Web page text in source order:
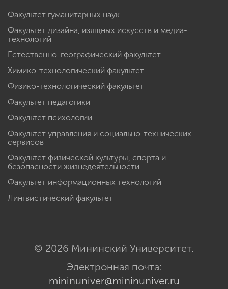
Факультет гуманитарных наук
Факультет дизайна, изящных искусств и медиа-
технологий
Естественно-географический факультет
Химико-технологический факультет
Физико-технологический факультет
Факультет педагогики
Факультет психологии
Факультет управления и социально-технических
сервисов
Факультет физической культуры, спорта и
безопасности жизнедеятельности
Факультет информационных технологий
Лингвистический факультет
© 2026 Мининский Университет.
Электронная почта:
mininuniver@mininuniver.ru